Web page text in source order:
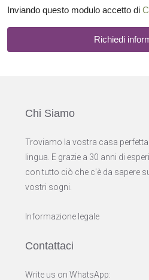
Inviando questo modulo accetto di
Richiedi
Chi Siamo
Troviamo la vostra casa
lingua. E grazie a 30 anni di
con tutto ciò che c'è da sapere
vostri sogni.
Informazione legale
Contattaci
Write us on WhatsApp: